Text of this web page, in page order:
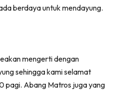
berdaya untuk mendayung.
mengerti dengan
sehingga kami selamat
pagi. Abang Matros juga yang